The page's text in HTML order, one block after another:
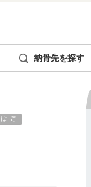
納骨先を探す